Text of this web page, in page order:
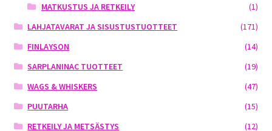
MATKUSTUS JA RETKEILY
(1)
LAHJATAVARAT JA SISUSTUSTUOTTEET
(171)
FINLAYSON
(14)
SARPLANINAC TUOTTEET
(19)
WAGS & WHISKERS
(47)
PUUTARHA
(15)
RETKEILY JA METSÄSTYS
(12)